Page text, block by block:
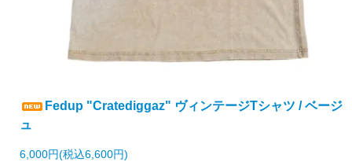
Fedup "Cratediggaz" ヴィンテージTシャツ / ベージ
ュ
6,000円(税込6,600円)